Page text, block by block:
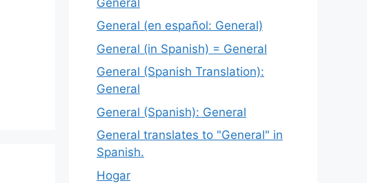
General (en español: General)
General (in Spanish) = General
General (Spanish Translation):
General
General (Spanish): General
General translates to "General" in
Spanish.
Hogar